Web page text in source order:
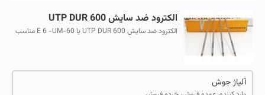
الکترود ضد سایش UTP DUR 600
الکترود ضد سایش UTP DUR 600 یا E 6 -UM-60 مناسب
آلیاژ جوش